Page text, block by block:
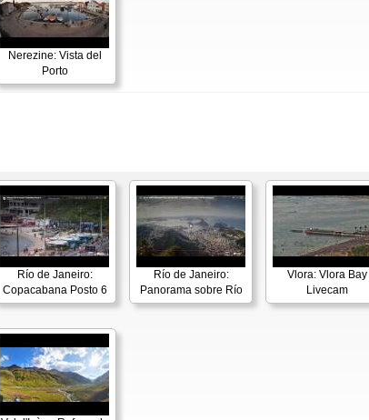
Nerezine: Vista del
Porto
Río de Janeiro:
Copacabana Posto 6
Río de Janeiro:
Panorama sobre Río
Vlora: Vlora Bay
Livecam